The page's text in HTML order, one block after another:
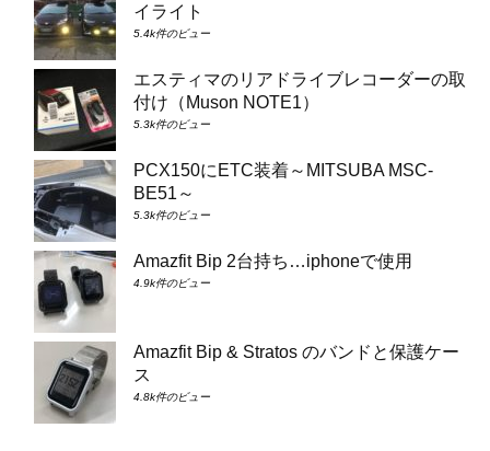
イライト
5.4k件のビュー
エスティマのリアドライブレコーダーの取
付け（Muson NOTE1）
5.3k件のビュー
PCX150にETC装着～MITSUBA MSC-
BE51～
5.3k件のビュー
Amazfit Bip 2台持ち…iphoneで使用
4.9k件のビュー
Amazfit Bip & Stratos のバンドと保護ケー
ス
4.8k件のビュー